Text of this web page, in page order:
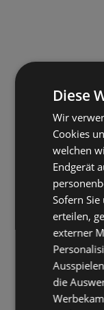
Diese
Wir
Cookies
welchen
Endgerät
Sofern
erteilen,
externer
die